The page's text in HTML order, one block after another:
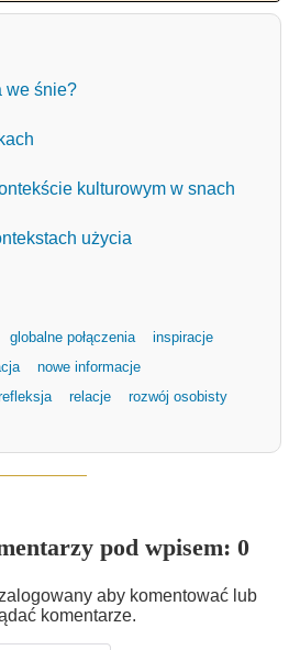
we śnie?
kulturowym w snach
użycia
globalne połączenia
inspiracje
nowe informacje
relacje
rozwój osobisty
pod wpisem: 0
aby komentować lub
komentarze.